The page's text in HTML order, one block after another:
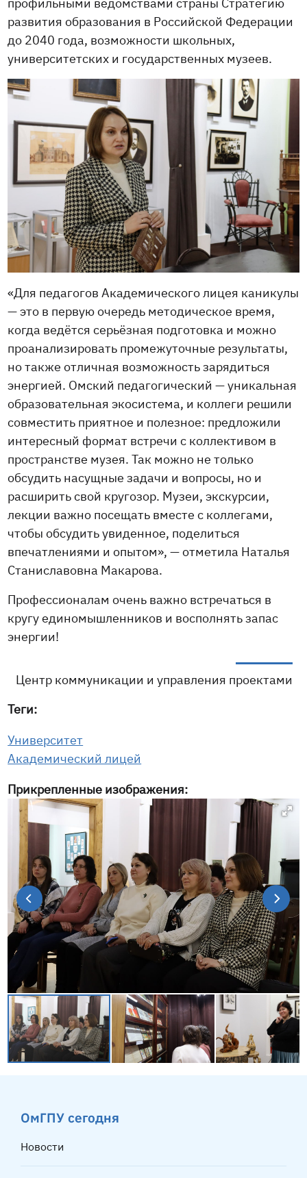
развития образования в Российской Федерации
до 2040 года, возможности школьных,
университетских и государственных музеев.
«Для педагогов Академического лицея каникулы
— это в первую очередь методическое время,
когда ведётся серьёзная подготовка и можно
проанализировать промежуточные результаты,
но также отличная возможность зарядиться
энергией. Омский педагогический — уникальная
образовательная экосистема, и коллеги решили
совместить приятное и полезное: предложили
интересный формат встречи с коллективом в
пространстве музея. Так можно не только
обсудить насущные задачи и вопросы, но и
расширить свой кругозор. Музеи, экскурсии,
лекции важно посещать вместе с коллегами,
чтобы обсудить увиденное, поделиться
впечатлениями и опытом», — отметила Наталья
Станиславовна Макарова.
Профессионалам очень важно встречаться в
кругу единомышленников и восполнять запас
энергии!
Центр коммуникации и управления проектами
Теги:
Университет
Академический лицей
Прикрепленные изображения:
ОмГПУ сегодня
Новости